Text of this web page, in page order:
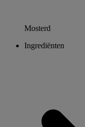
Mosterd
Ingrediënten